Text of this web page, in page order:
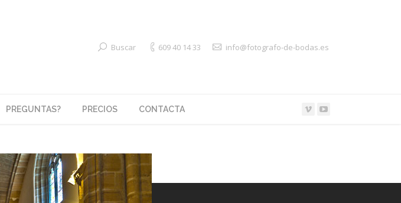
Buscar 609 40 14 33 info@fotografo-de-bodas.es
PREGUNTAS? PRECIOS CONTACTA